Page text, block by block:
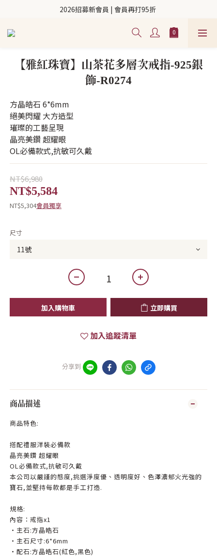
2026招募新會員 | 會員再打95折
【雅紅珠寶】山茶花多層次戒指-925銀
飾-R0274
方晶皓石 6*6mm
絕美閃耀 大方造型
璀璨的工藝呈現
晶亮美鑽 超耀眼
OL必備款式,抗敏可久戴
NT$6,980
NT$5,584
NT$5,304會員獨享
尺寸
加入購物車 立即購買
加入追蹤清單
分享到
商品描述
商品特色:
搭配禮服洋裝必備款
晶亮美鑽 超耀眼
OL必備款式,抗敏可久戴
本公司以嚴謹的態度,挑選淨度優、透明度好、色澤濃郁火光強的
寶石,並堅持每款都是手工打造.
規格:
內容：戒指x1
‧主石:方晶皓石
‧主石尺寸:6*6mm
‧配石:方晶皓石(紅色,黑色)